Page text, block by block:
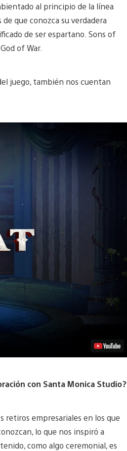
al principio de la línea
que conozca su verdadera
de ser espartano. Sons of
of War.
juego, también nos cuentan
con Santa Monica Studio?
retiros empresariales en los que
lo que nos inspiró a
como algo ceremonial, es